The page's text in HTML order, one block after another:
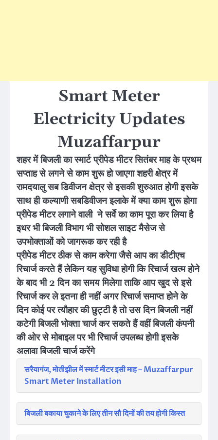
Smart Meter
Electricity Updates
Muzaffarpur
शहर में बिजली का स्मार्ट प्रीपेड मीटर सितंबर माह के प्रथम
सप्ताह से लगने से काम शुरू हो जाएगा शहरी क्षेत्र में
रामदयालु सब डिवीजन क्षेत्र से इसकी शुरुआत होगी इसके
साथ ही कल्याणी सबडिवीजन इलाके में क्या काम शुरू होगा
प्रीपेड मीटर लगाने वाली ने सर्वे का काम पूरा कर लिया है
इधर भी बिजली विभाग भी सोशल साइट मैसेज से
उपभोक्ताओं को जागरूक कर रही है
प्रीपेड मीटर ठीक से काम करेगा जैसे आप का डीटीएच
रिचार्ज करते हैं लेकिन यह सुविधा होगी कि रिचार्ज खत्म होने
के बाद भी 2 दिन का समय मिलेगा ताकि आप खुद से इसे
रिचार्ज कर ले इतना ही नहीं अगर रिचार्ज समाप्त होने के
दिन कोई पर त्यौहार की छुट्टी है तो उस दिन बिजली नहीं
कटेगी बिजली भोक्ता चार्ज कर सकते हैं वहीं बिजली कंपनी
की ओर से मोबाइल पर भी रिचार्ज उपलब्ध होगी इसके
अलावा बिजली चार्ज करेंगे
सरैयागंज, मोतीझील में स्मार्ट मीटर इसी माह – Muzaffarpur
Smart Meter Installation
बिजली बकाया चुकाने के लिए तीन सौ दिनों की तय होगी किस्त